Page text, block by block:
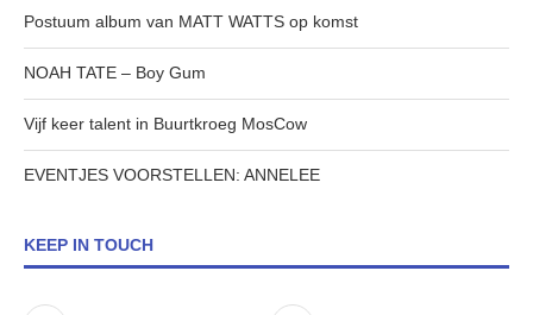
Postuum album van MATT WATTS op komst
NOAH TATE – Boy Gum
Vijf keer talent in Buurtkroeg MosCow
EVENTJES VOORSTELLEN: ANNELEE
KEEP IN TOUCH